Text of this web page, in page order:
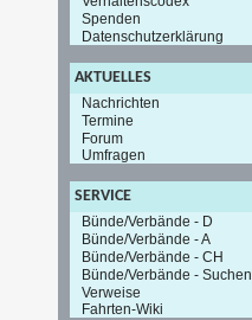
Spenden
Datenschutzerklärung
AKTUELLES
Nachrichten
Termine
Forum
Umfragen
SERVICE
Bünde/Verbände - D
Bünde/Verbände - A
Bünde/Verbände - CH
Bünde/Verbände - Suchen
Verweise
Fahrten-Wiki